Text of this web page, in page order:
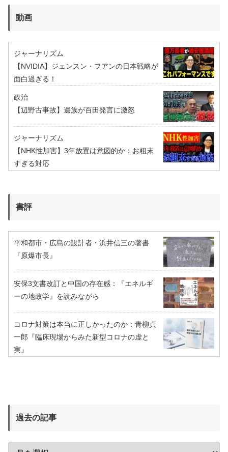
動画
ジャーナリズム
【NVIDIA】ジェンスン・フアンの日本戦略が
面白過ぎる！
政治
【辺野古事故】遺族が百田発言に激怒
ジャーナリズム
【NHK性加害】3年放置は意図的か：お粗末
すぎる対応
書評
平和都市・広島の設計者・浜井信三の著書
『原爆市長』
安保3文書改訂と中国の存在感：『エネルギ
ーの地政学』を読みながら
コロナ対策は本当に正しかったのか：青柳貞
一郎『臨床現場からみた新型コロナの虚と
実』
過去の記事